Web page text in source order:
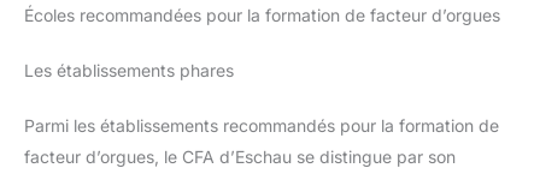
Écoles recommandées pour la formation de facteur d’orgues
Les établissements phares
Parmi les établissements recommandés pour la formation de
facteur d’orgues, le CFA d’Eschau se distingue par son